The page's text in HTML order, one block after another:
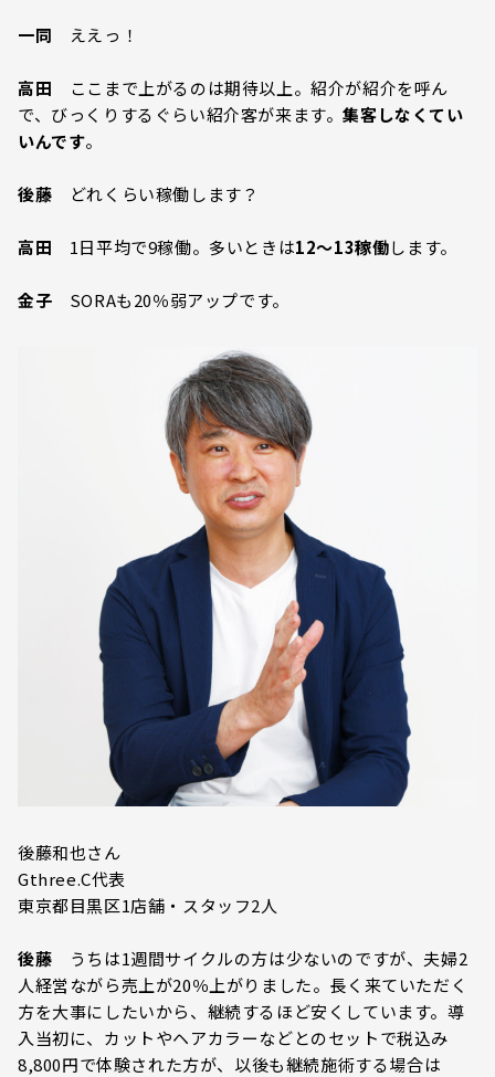
一同 ええっ！
高田 ここまで上がるのは期待以上。紹介が紹介を呼ん
で、びっくりするぐらい紹介客が来ます。集客しなくてい
いんです。
後藤 どれくらい稼働します？
高田 1日平均で9稼働。多いときは12～13稼働します。
金子 SORAも20％弱アップです。
後藤和也さん
Gthree.C代表
東京都目黒区1店舗・スタッフ2人
後藤 うちは1週間サイクルの方は少ないのですが、夫婦2
人経営ながら売上が20％上がりました。長く来ていただく
方を大事にしたいから、継続するほど安くしています。導
入当初に、カットやヘアカラーなどとのセットで税込み
8,800円で体験された方が、以後も継続施術する場合は